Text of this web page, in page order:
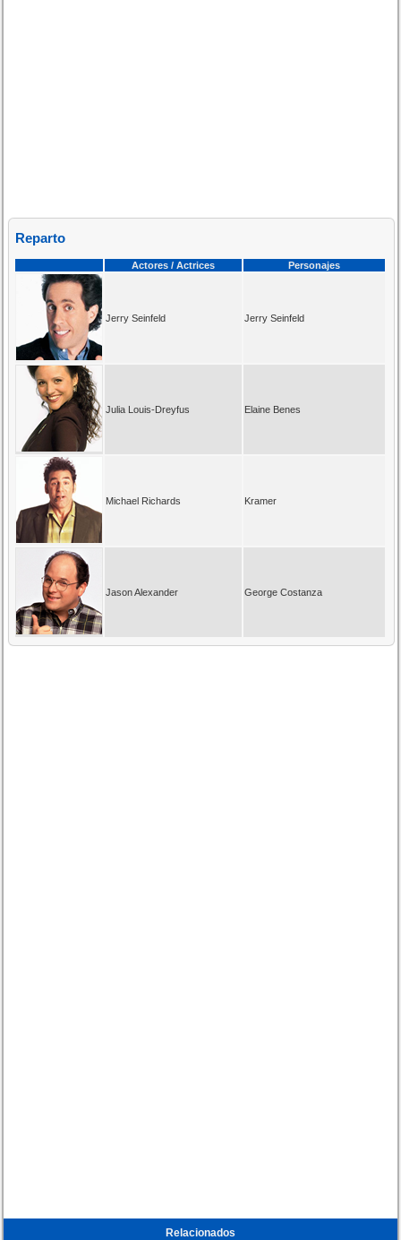
Reparto
Actores / Actrices Personajes
Jerry Seinfeld Jerry Seinfeld
Julia Louis-Dreyfus Elaine Benes
Michael Richards Kramer
Jason Alexander George Costanza
Relacionados